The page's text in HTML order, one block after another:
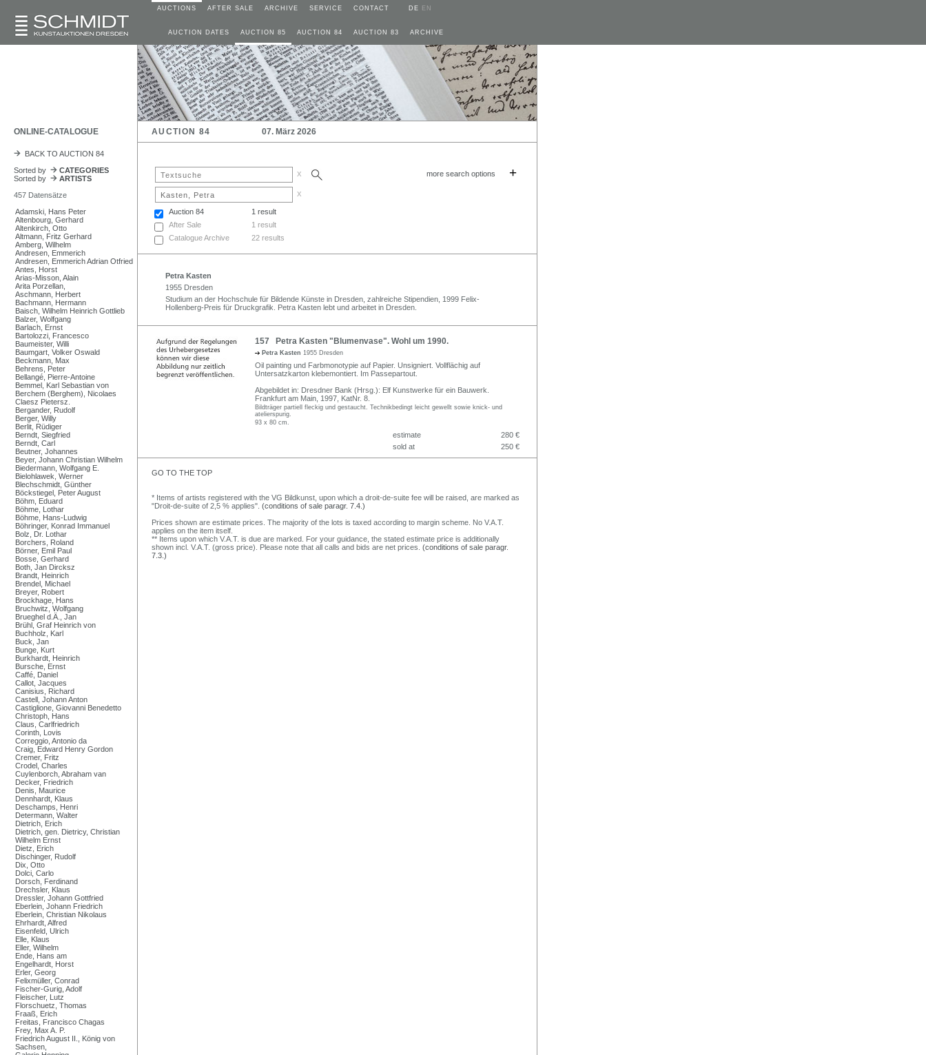
AUCTIONS AFTER SALE ARCHIVE SERVICE CONTACT DE EN
AUCTION DATES AUCTION 85 AUCTION 84 AUCTION 83 ARCHIVE
ONLINE-CATALOGUE AUCTION 84 07. März 2026
BACK TO AUCTION 84
Sorted by
CATEGORIES
Sorted by
ARTISTS
457 Datensätze
Adamski, Hans Peter
Altenbourg, Gerhard
Altenkirch, Otto
Altmann, Fritz Gerhard
Amberg, Wilhelm
Andresen, Emmerich
Andresen, Emmerich Adrian Otfried
Antes, Horst
Arias-Misson, Alain
Arita Porzellan,
Aschmann, Herbert
Bachmann, Hermann
Baisch, Wilhelm Heinrich Gottlieb
Balzer, Wolfgang
Barlach, Ernst
Bartolozzi, Francesco
Baumeister, Willi
Baumgart, Volker Oswald
Beckmann, Max
Behrens, Peter
Bellangé, Pierre-Antoine
Bemmel, Karl Sebastian von
Berchem (Berghem), Nicolaes
Claesz Pietersz.
Bergander, Rudolf
Berger, Willy
Berlit, Rüdiger
Berndt, Siegfried
Berndt, Carl
Beutner, Johannes
Beyer, Johann Christian Wilhelm
Biedermann, Wolfgang E.
Bielohlawek, Werner
Blechschmidt, Günther
Böckstiegel, Peter August
Böhm, Eduard
Böhme, Lothar
Böhme, Hans-Ludwig
Böhringer, Konrad Immanuel
Bolz, Dr. Lothar
Borchers, Roland
Börner, Emil Paul
Bosse, Gerhard
Both, Jan Dircksz
Brandt, Heinrich
Brendel, Michael
Breyer, Robert
Brockhage, Hans
Bruchwitz, Wolfgang
Brueghel d.Ä., Jan
Brühl, Graf Heinrich von
Buchholz, Karl
Buck, Jan
Bunge, Kurt
Burkhardt, Heinrich
Bursche, Ernst
Caffé, Daniel
Callot, Jacques
Canisius, Richard
Castell, Johann Anton
Castiglione, Giovanni Benedetto
Christoph, Hans
Claus, Carlfriedrich
Corinth, Lovis
Correggio, Antonio da
Craig, Edward Henry Gordon
Cremer, Fritz
Crodel, Charles
Cuylenborch, Abraham van
Decker, Friedrich
Denis, Maurice
Dennhardt, Klaus
Deschamps, Henri
Determann, Walter
Dietrich, Erich
Dietrich, gen. Dietricy, Christian
Wilhelm Ernst
Dietz, Erich
Dischinger, Rudolf
Dix, Otto
Dolci, Carlo
Dorsch, Ferdinand
Drechsler, Klaus
Dressler, Johann Gottfried
Eberlein, Johann Friedrich
Eberlein, Christian Nikolaus
Ehrhardt, Alfred
Eisenfeld, Ulrich
Elle, Klaus
Eller, Wilhelm
Ende, Hans am
Engelhardt, Horst
Erler, Georg
Felixmüller, Conrad
Fischer-Gurig, Adolf
Fleischer, Lutz
Florschuetz, Thomas
Fraaß, Erich
Freitas, Francisco Chagas
Frey, Max A. P.
Friedrich August II., König von
Sachsen,
x more search options +
x
Auction 84
1 result
After Sale
1 result
Catalogue Archive
22 results
Petra Kasten
1955 Dresden
Studium an der Hochschule für Bildende Künste in Dresden, zahlreiche Stipendien, 1999 Felix-
Hollenberg-Preis für Druckgrafik. Petra Kasten lebt und arbeitet in Dresden.
157 Petra Kasten "Blumenvase". Wohl um 1990.
Petra Kasten 1955 Dresden
Oil painting und Farbmonotypie auf Papier. Unsigniert. Vollflächig auf
Untersatzkarton klebemontiert. Im Passepartout.
Abgebildet in: Dresdner Bank (Hrsg.): Elf Kunstwerke für ein Bauwerk.
Frankfurt am Main, 1997, KatNr. 8.
Bildträger partiell fleckig und gestaucht. Technikbedingt leicht gewellt sowie knick- und
atelierspurig.
93 x 80 cm.
estimate
280 €
sold at
250 €
GO TO THE TOP
* Items of artists registered with the VG Bildkunst, upon which a droit-de-suite fee will be raised, are marked as
"Droit-de-suite of 2,5 % applies". (conditions of sale paragr. 7.4.)
Prices shown are estimate prices. The majority of the lots is taxed according to margin scheme. No V.A.T.
applies on the item itself.
** Items upon which V.A.T. is due are marked. For your guidance, the stated estimate price is additionally
shown incl. V.A.T. (gross price). Please note that all calls and bids are net prices. (conditions of sale paragr.
7.3.)